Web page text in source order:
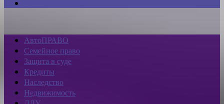
АвтоПРАВО
Семейное право
Защита в суде
Кредиты
Наследство
Недвижимость